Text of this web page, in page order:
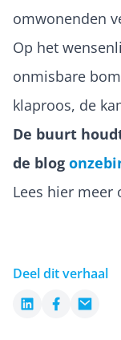
omwonenden
Op het
onmisbare
klaproos, de
De buurt
de blog
Lees hier meer
Deel dit verhaal
LinkedInFacebook
Email